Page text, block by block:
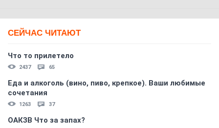
СЕЙЧАС ЧИТАЮТ
Что то прилетело
2437 65
Еда и алкоголь (вино, пиво, крепкое). Ваши любимые
сочетания
1263 37
ОАКЗВ Что за запах?